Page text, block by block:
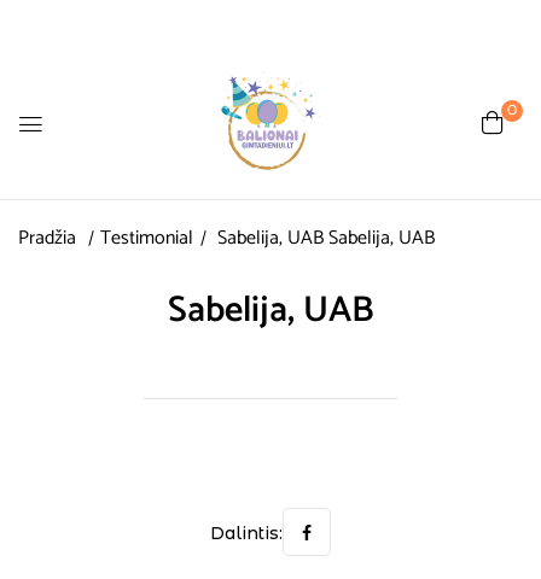
0
Pradžia Testimonial Sabelija, UABSabelija, UAB
Sabelija, UAB
Dalintis: